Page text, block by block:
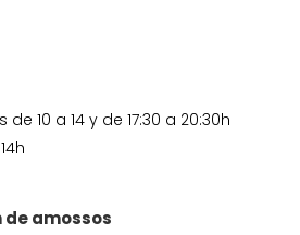
10 a 14 y de 17:30 a 20:30h
amossos